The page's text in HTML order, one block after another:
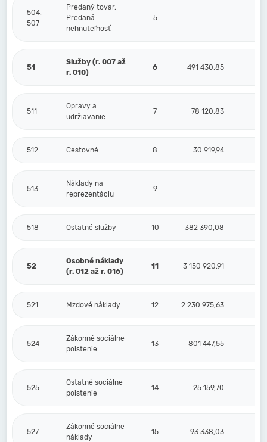
504,
507
Predaný tovar,
Predaná
nehnuteľnosť
5
51
Služby (r. 007 až
r. 010)
6 491 430,85
511
Opravy a
udržiavanie
7 78 120,83
512 Cestovné 8 30 919,94
513
Náklady na
reprezentáciu
9
518 Ostatné služby 10 382 390,08
52
Osobné náklady
(r. 012 až r. 016)
11 3 150 920,91
521 Mzdové náklady 12 2 230 975,63
524
Zákonné sociálne
poistenie
13 801 447,55
525
Ostatné sociálne
poistenie
14 25 159,70
527
Zákonné sociálne
náklady
15 93 338,03